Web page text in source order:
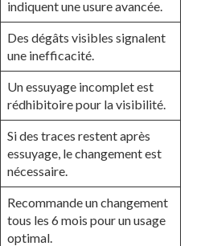
indiquent une usure avancée.
Des dégâts visibles signalent
une inefficacité.
Un essuyage incomplet est
rédhibitoire pour la visibilité.
Si des traces restent après
essuyage, le changement est
nécessaire.
Recommande un changement
tous les 6 mois pour un usage
optimal.